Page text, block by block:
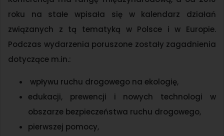
roku na stałe wpisała się w kalendarz działań
związanych z tą tematyką w Polsce i w Europie.
Podczas wydarzenia poruszone zostały zagadnienia
dotyczące m.in.:
wpływu ruchu drogowego na ekologię,
edukacji, prewencji i nowych technologi w
obszarze bezpieczeństwa ruchu drogowego,
pierwszej pomocy,